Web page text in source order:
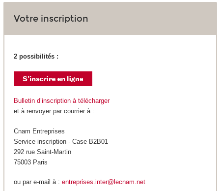
Votre inscription
2 possibilités :
Bulletin d’inscription à télécharger
et à renvoyer par courrier à :
Cnam Entreprises
Service inscription - Case B2B01
292 rue Saint-Martin
75003 Paris
ou par e-mail à : entreprises.inter@lecnam.net